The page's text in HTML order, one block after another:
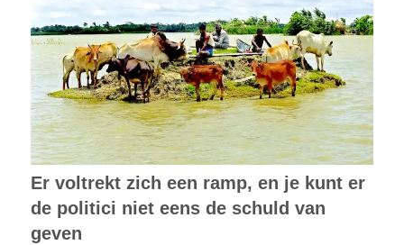
Er voltrekt zich een ramp, en je kunt er
de politici niet eens de schuld van
geven